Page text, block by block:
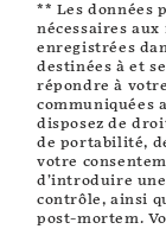
** Les données
nécessaires
enregistrées
destinées à et
répondre à
communiquées
disposez de
de portabilité,
votre
d’introduire
contrôle, ainsi
post-mortem.